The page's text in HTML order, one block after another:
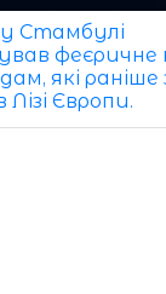
Стамбулі
феєричне
які
Європи.